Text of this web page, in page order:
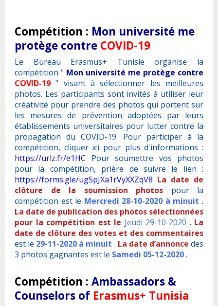
Compétition : Mon université me
protège contre COVID-19
Le Bureau Erasmus+ Tunisie organise la
compétition " Mon université me protège contre
COVID-19" visant à sélectionner les meilleures
photos. Les participants sont invités à utiliser leur
créativité pour prendre des photos qui portent sur
les mesures de prévention adoptées par leurs
établissements universitaires pour lutter contre la
propagation du COVID-19. Pour participer à la
compétition, cliquer ici pour plus d'informations :
https://urlz.fr/e1HC Pour soumettre vos photos
pour la compétition, prière de suivre le lien :
https://forms.gle/ugSpJXa1rVyXXZqV8 La date de
clôture de la soumission photos pour la
compétition est le Mercredi 28-10-2020 à minuit.
La date de publication des photos sélectionnées
pour la compétition est le Jeudi 29-10-2020 . La
date de clôture des votes et des commentaires
est le 29-11-2020 à minuit . La date d’annoncedes
3 photos gagnantes est le Samedi 05-12-2020.
Compétition : Ambassadors &
Counselors of Erasmus+ Tunisia